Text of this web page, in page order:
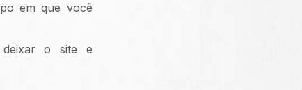
em que você
deixar o site e